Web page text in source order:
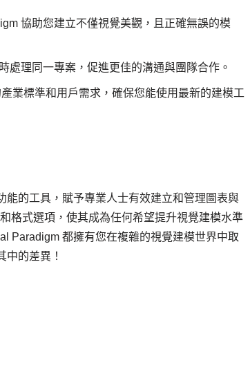
協助您建立不僅視覺美觀，且正確無誤的模
處理同一專案，促進更佳的溝通與團隊合作。
業標準和用戶需求，確保您能使用最新的建模工
的工具，賦予專業人士有效建立和管理圖表與
格式選項，使其成為任何希望提升視覺建模水準
Paradigm 都擁有您在複雜的視覺建模世界中取
的差異！